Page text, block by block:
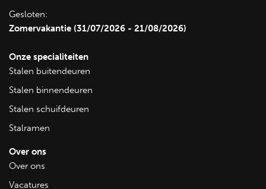
Gesloten:
Zomervakantie (31/07/2026 - 21/08/2026)
Onze specialiteiten
Stalen buitendeuren
Stalen binnendeuren
Stalen schuifdeuren
Stalramen
Over ons
Over ons
Vacatures